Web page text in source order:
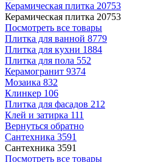
Керамическая плитка 20753
Керамическая плитка 20753
Посмотреть все товары
Плитка для ванной 8779
Плитка для кухни 1884
Плитка для пола 552
Керамогранит 9374
Мозаика 832
Клинкер 106
Плитка для фасадов 212
Клей и затирка 111
Вернуться обратно
Сантехника 3591
Сантехника 3591
Посмотреть все товары